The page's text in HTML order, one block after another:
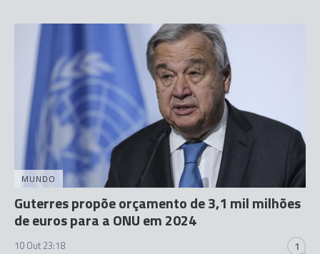
MUNDO
Guterres propõe orçamento de 3,1 mil milhões
de euros para a ONU em 2024
10 Out 23:18 1